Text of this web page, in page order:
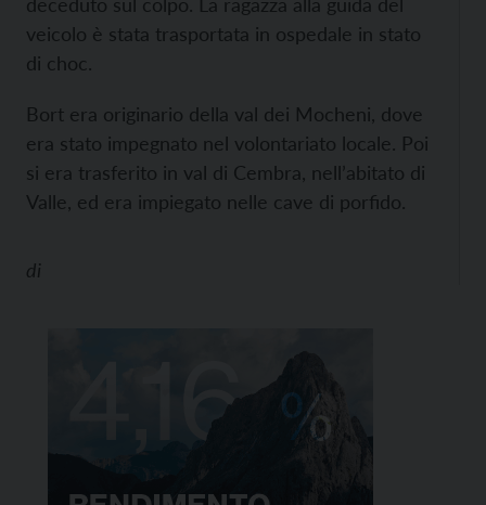
veicolo è stata trasportata in ospedale in stato
di choc.
Bort era originario della val dei Mocheni, dove
era stato impegnato nel volontariato locale. Poi
si era trasferito in val di Cembra, nell’abitato di
Valle, ed era impiegato nelle cave di porfido.
di